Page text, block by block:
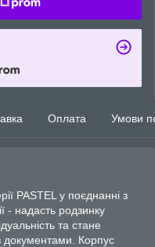
Оплата Умови
PASTEL у поєднанні з
- надасть родзинку
та стане
документами. Корпус